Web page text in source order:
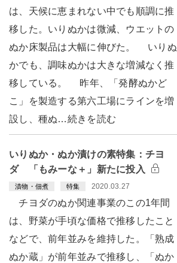
は、天候に恵まれない中でも順調に推
移した。いりぬかは微減、ウエットの
ぬか床製品は大幅に伸びた。 いりぬ
かでも、調味ぬかは大きな増減なく推
移している。 昨年、「発酵ぬかど
こ」を製造する第六工場にラインを増
設し、種ぬ…続きを読む
いりぬか・ぬか漬けの素特集：チヨ
ダ 「もみーな＋」新たに投入
漬物・佃煮 特集 2020.03.27
チヨダのぬか関連事業のこの1年間
は、野菜が手頃な価格で推移したこと
などで、前年並みを維持した。「熟成
ぬか蔵」が前年並みで推移し、「ぬか